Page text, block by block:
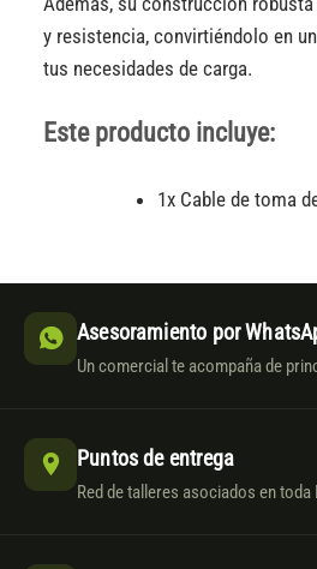
y resistencia, convirtiéndolo en
tus necesidades de carga.
Este producto incluye:
1x Cable de toma
Asesoramiento por
Un comercial te acompaña de
Puntos de entrega
Red de talleres asociados en toda